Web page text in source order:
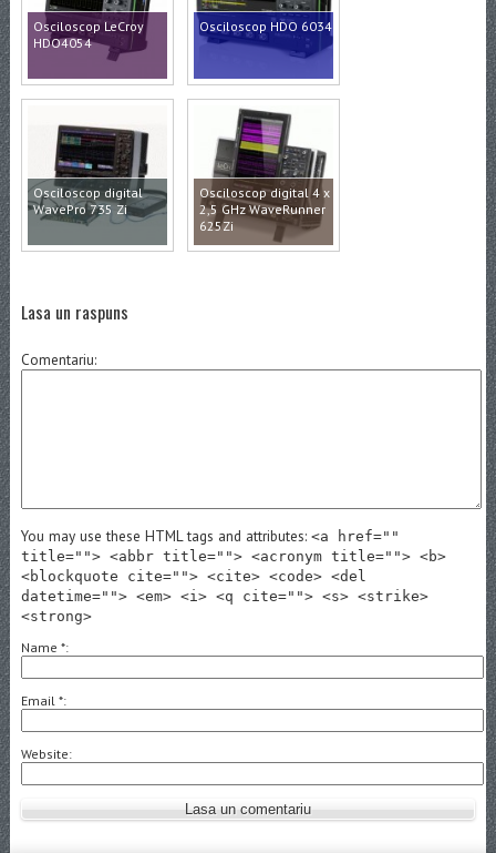
Osciloscop LeCroy
HDO4054
Osciloscop HDO 6034
Osciloscop digital
WavePro 735 Zi
Osciloscop digital 4 x
2,5 GHz WaveRunner
625Zi
Lasa un raspuns
Comentariu
You may use these HTML tags and attributes: <a href=""
title=""> <abbr title=""> <acronym title=""> <b>
<blockquote cite=""> <cite> <code> <del
datetime=""> <em> <i> <q cite=""> <s> <strike>
<strong>
Name *
Email *
Website